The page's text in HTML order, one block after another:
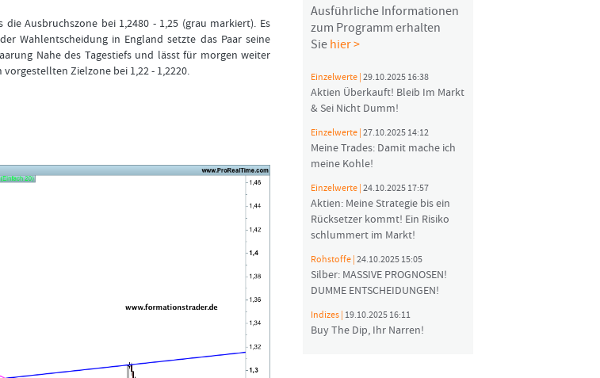
Ausbruchszone bei 1,2480 - 1,25 (grau markiert). Es
Wahlentscheidung in England setzte das Paar seine
Nahe des Tagestiefs und lässt für morgen weiter
Zielzone bei 1,22 - 1,2220.
Ausführliche Informationen
zum Programm erhalten
Sie hier >
Einzelwerte | 29.10.2025 16:38
Aktien Überkauft! Bleib Im Markt
& Sei Nicht Dumm!
Einzelwerte | 27.10.2025 14:12
Meine Trades: Damit mache ich
meine Kohle!
Einzelwerte | 24.10.2025 17:57
Aktien: Meine Strategie bis ein
Rücksetzer kommt! Ein Risiko
schlummert im Markt!
Rohstoffe | 24.10.2025 15:05
Silber: MASSIVE PROGNOSEN!
DUMME ENTSCHEIDUNGEN!
Indizes | 19.10.2025 16:11
Buy The Dip, Ihr Narren!
vergessen
finden
Sie
auf
unserem
Online-